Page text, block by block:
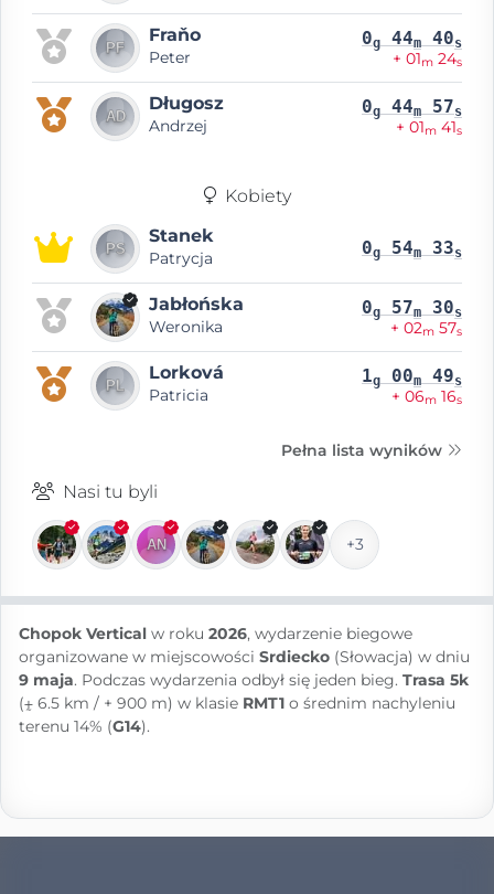
Fraňo
Peter
0g 44m 40s
+ 01m 24s
Długosz
Andrzej
0g 44m 57s
+ 01m 41s
Kobiety
Stanek
Patrycja 0g 54m 33s
Jabłońska
Weronika
0g 57m 30s
+ 02m 57s
Lorková
Patricia
1g 00m 49s
+ 06m 16s
Pełna lista wyników
Nasi tu byli
+3
Chopok Vertical w roku 2026, wydarzenie biegowe
organizowane w miejscowości Srdiecko (Słowacja) w dniu
9 maja. Podczas wydarzenia odbył się jeden bieg. Trasa 5k
(⨦ 6.5 km / + 900 m) w klasie RMT1 o średnim nachyleniu
terenu 14% (G14).